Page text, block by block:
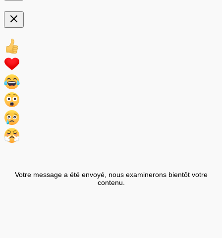
Votre message a été envoyé, nous examinerons bientôt votre
contenu.